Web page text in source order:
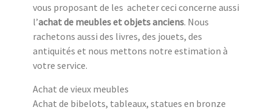
vous proposant de les acheter ceci concerne aussi
l’achat de meubles et objets anciens. Nous
rachetons aussi des livres, des jouets, des
antiquités et nous mettons notre estimation à
votre service.
Achat de vieux meubles
Achat de bibelots, tableaux, statues en bronze